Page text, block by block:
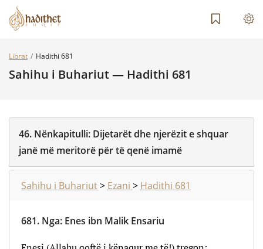
Librat Hadithi 681
Sahihu i Buhariut — Hadithi 681
46. Nënkapitulli: Dijetarët dhe njerëzit e shquar
janë më meritorë për të qenë imamë
Sahihu i Buhariut> Ezani > Hadithi 681
681. Nga: Enes ibn Malik Ensariu